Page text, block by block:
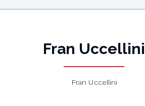
Fran Uccellini
Fran Uccellini